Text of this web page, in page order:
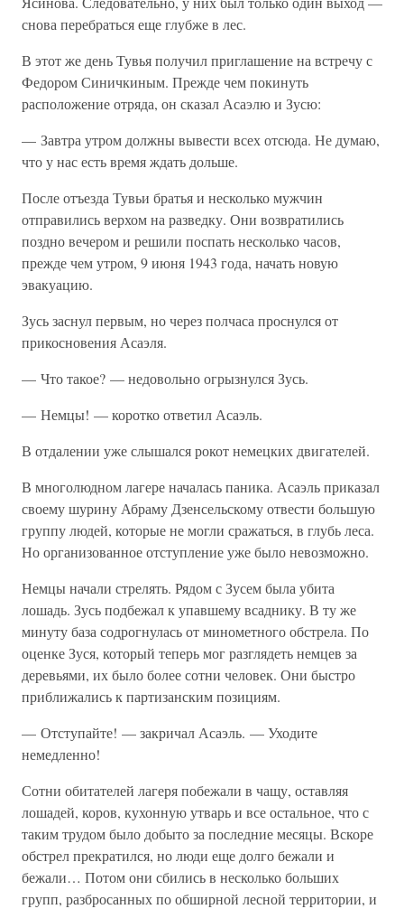
снова перебраться еще глубже в лес.
В этот же день Тувья получил приглашение на встречу с
Федором Синичкиным. Прежде чем покинуть
расположение отряда, он сказал Асаэлю и Зусю:
— Завтра утром должны вывести всех отсюда. Не думаю,
что у нас есть время ждать дольше.
После отъезда Тувьи братья и несколько мужчин
отправились верхом на разведку. Они возвратились
поздно вечером и решили поспать несколько часов,
прежде чем утром, 9 июня 1943 года, начать новую
эвакуацию.
Зусь заснул первым, но через полчаса проснулся от
прикосновения Асаэля.
— Что такое? — недовольно огрызнулся Зусь.
— Немцы! — коротко ответил Асаэль.
В отдалении уже слышался рокот немецких двигателей.
В многолюдном лагере началась паника. Асаэль приказал
своему шурину Абраму Дзенсельскому отвести большую
группу людей, которые не могли сражаться, в глубь леса.
Но организованное отступление уже было невозможно.
Немцы начали стрелять. Рядом с Зусем была убита
лошадь. Зусь подбежал к упавшему всаднику. В ту же
минуту база содрогнулась от минометного обстрела. По
оценке Зуся, который теперь мог разглядеть немцев за
деревьями, их было более сотни человек. Они быстро
приближались к партизанским позициям.
— Отступайте! — закричал Асаэль. — Уходите
немедленно!
Сотни обитателей лагеря побежали в чащу, оставляя
лошадей, коров, кухонную утварь и все остальное, что с
таким трудом было добыто за последние месяцы. Вскоре
обстрел прекратился, но люди еще долго бежали и
бежали… Потом они сбились в несколько больших
групп, разбросанных по обширной лесной территории, и